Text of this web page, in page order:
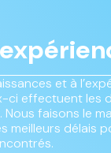
et à
ci effectuent les
Nous faisons le
meilleurs délais